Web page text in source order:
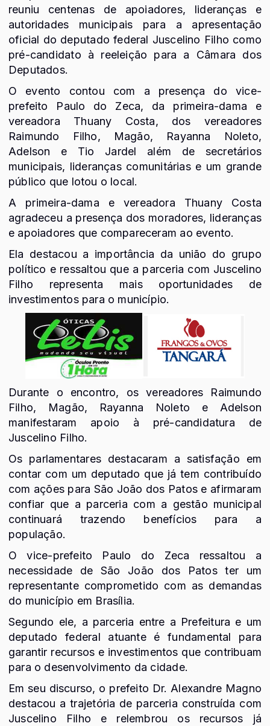
reuniu centenas de apoiadores, lideranças e
autoridades municipais para a apresentação
oficial do deputado federal Juscelino Filho como
pré-candidato à reeleição para a Câmara dos
Deputados.
O evento contou com a presença do vice-
prefeito Paulo do Zeca, da primeira-dama e
vereadora Thuany Costa, dos vereadores
Raimundo Filho, Magão, Rayanna Noleto,
Adelson e Tio Jardel além de secretários
municipais, lideranças comunitárias e um grande
público que lotou o local.
A primeira-dama e vereadora Thuany Costa
agradeceu a presença dos moradores, lideranças
e apoiadores que compareceram ao evento.
Ela destacou a importância da união do grupo
político e ressaltou que a parceria com Juscelino
Filho representa mais oportunidades de
investimentos para o município.
Durante o encontro, os vereadores Raimundo
Filho, Magão, Rayanna Noleto e Adelson
manifestaram apoio à pré-candidatura de
Juscelino Filho.
Os parlamentares destacaram a satisfação em
contar com um deputado que já tem contribuído
com ações para São João dos Patos e afirmaram
confiar que a parceria com a gestão municipal
continuará trazendo benefícios para a
população.
O vice-prefeito Paulo do Zeca ressaltou a
necessidade de São João dos Patos ter um
representante comprometido com as demandas
do município em Brasília.
Segundo ele, a parceria entre a Prefeitura e um
deputado federal atuante é fundamental para
garantir recursos e investimentos que contribuam
para o desenvolvimento da cidade.
Em seu discurso, o prefeito Dr. Alexandre Magno
destacou a trajetória de parceria construída com
Juscelino Filho e relembrou os recursos já